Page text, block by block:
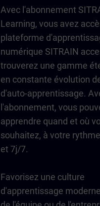
Avec l'abonnement
Learning, vous avez
plateforme
numérique SITRAIN
trouverez une gamme
en constante évolution
d'auto-apprentissage.
l'abonnement, vous
apprendre quand et où
souhaitez, à votre
et 7j/7.
Favorisez une culture
d'apprentissage